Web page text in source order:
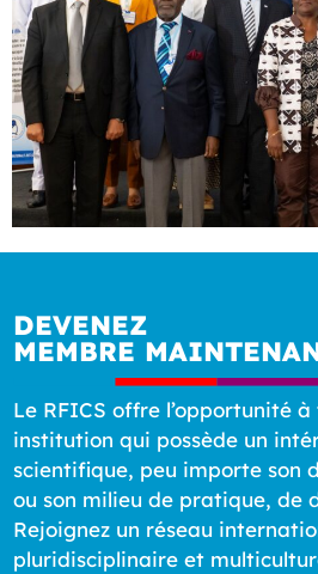
DEVENEZ
MEMBRE
Le RFICS offre l’opportunité
institution qui possède un
scientifique, peu importe son
ou son milieu de pratique, de
Rejoignez un réseau
pluridisciplinaire et